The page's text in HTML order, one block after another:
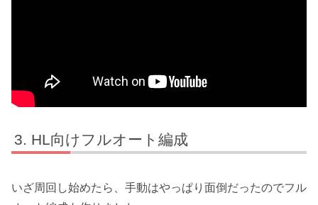
HL向けフルオート編成
いざ周回し始めたら、手動はやっぱり面倒だったのでフル